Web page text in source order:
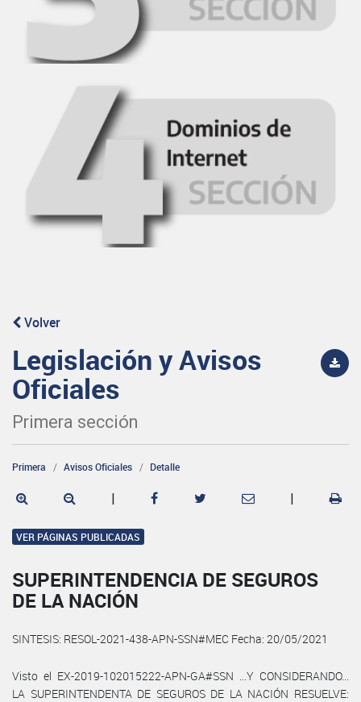
Volver
Legislación y Avisos
Oficiales
Primera sección
Primera Avisos Oficiales Detalle
| |
VER PÁGINAS PUBLICADAS
SUPERINTENDENCIA DE SEGUROS
DE LA NACIÓN
SINTESIS: RESOL-2021-438-APN-SSN#MEC Fecha: 20/05/2021
Visto el EX-2019-102015222-APN-GA#SSN ...Y CONSIDERANDO...
LA SUPERINTENDENTA DE SEGUROS DE LA NACIÓN RESUELVE: